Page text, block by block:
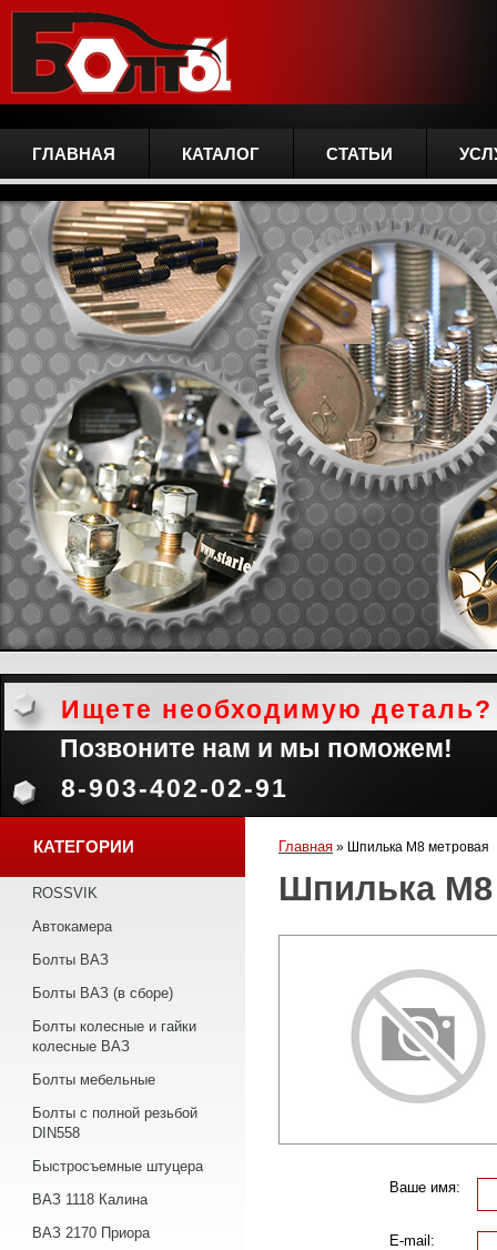
ГЛАВНАЯ КАТАЛОГ СТАТЬИ
Ищете необходимую деталь?
Позвоните нам и мы поможем!
8-903-402-02-91
КАТЕГОРИИ
ROSSVIK
Автокамера
Болты ВАЗ
Болты ВАЗ (в сборе)
Болты колесные и гайки
колесные ВАЗ
Болты мебельные
Болты с полной резьбой
DIN558
Быстросъемные штуцера
ВАЗ 1118 Калина
ВАЗ 2170 Приора
Главная » Шпилька М8 метровая
Шпилька М8
Ваше имя:
E-mail: